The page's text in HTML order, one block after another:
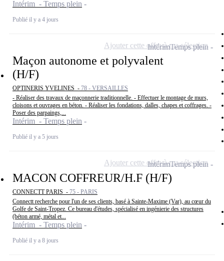
Intérim - Temps plein
Publié il y a 4 jours
Maçon autonome et polyvalent
(H/F)
OPTINERIS YVELINES - 78 - VERSAILLES
- Réaliser des travaux de maçonnerie traditionnelle. - Effectuer le montage de murs,
cloisons et ouvrages en béton. - Réaliser les fondations, dalles, chapes et coffrages. -
Poser des parpaings,...
Intérim - Temps plein
Publié il y a 5 jours
IntérimTemps plein
Ajouter cette offre à ma sélection
MACON COFFREUR/H.F (H/F)
CONNECTT PARIS - 75 - PARIS
Connectt recherche pour l'un de ses clients, basé à Sainte-Maxime (Var), au cœur du
Golfe de Saint-Tropez. Ce bureau d'études, spécialisé en ingénierie des structures
(béton armé, métal et...
Intérim - Temps plein
Publié il y a 8 jours
IntérimTemps plein
Ajouter cette offre à ma sélection